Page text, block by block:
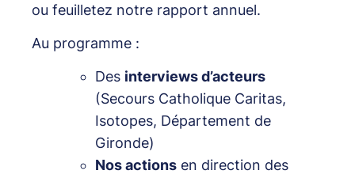
ou feuilletez notre rapport annuel.
Au programme :
Des interviews d’acteurs
(Secours Catholique Caritas,
Isotopes, Département de
Gironde)
Nos actions en direction des